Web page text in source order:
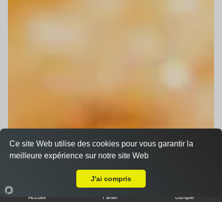
Accueil Panier Compte
Ce site Web utilise des cookies pour vous garantir la
meilleure expérience sur notre site Web
J'ai compris